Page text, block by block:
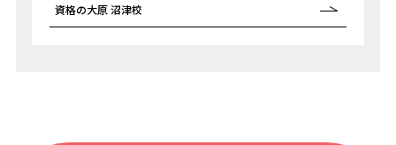
資格の大原 沼津校